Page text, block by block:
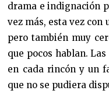
drama e indignación
vez más, esta vez
pero también muy
que pocos hablan.
en cada rincón y un
que no se pudiera